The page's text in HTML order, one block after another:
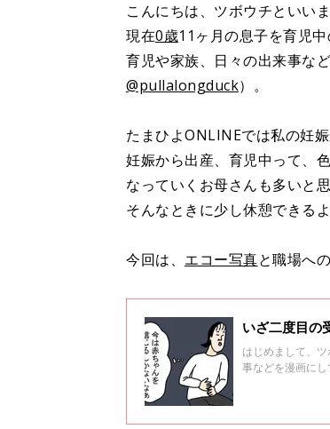
こんにちは、ツボウチといいま
現在0歳11ヶ月の息子を育児中
育児や家族、日々の出来事な
@pullalongduck）。
たまひよONLINEでは私の妊
妊娠から出産、育児中って、
なっていくお母さんも多いと思
そんなときに少し休憩できる
今回は、 エコー写真と職場へ
いざ二度目の
はじめまして、
事などを漫画に